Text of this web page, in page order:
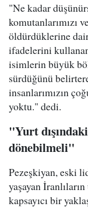
"Ne kadar
komutanlarımızı
öldürdüklerine
ifadelerini
isimlerin büyük
sürdüğünü
insanlarımızın
yoktu." dedi.
"Yurt
dönebilmeli"
Pezeşkiyan, eski
yaşayan
kapsayıcı bir